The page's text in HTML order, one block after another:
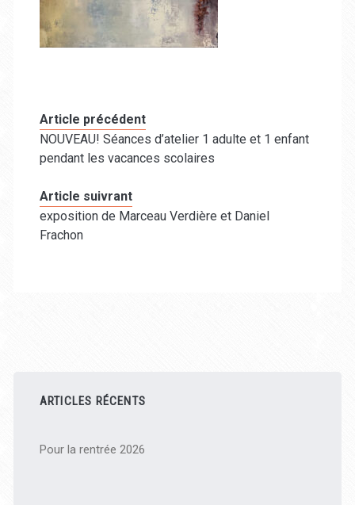
Article précédent
NOUVEAU! Séances d’atelier 1 adulte et 1 enfant
pendant les vacances scolaires
Article suivrant
exposition de Marceau Verdière et Daniel
Frachon
latérale
principale
ARTICLES RÉCENTS
Pour la rentrée 2026